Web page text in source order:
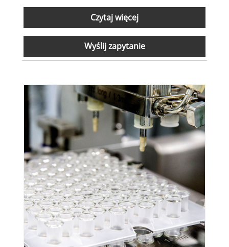
Czytaj więcej
Wyślij zapytanie